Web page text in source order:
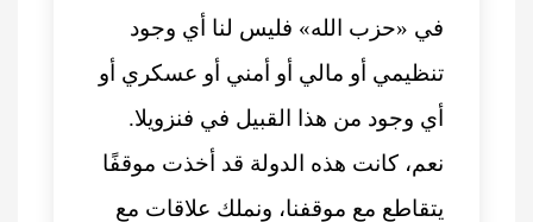
في «حزب الله» فليس لنا أي وجود
تنظيمي أو مالي أو أمني أو عسكري أو
أي وجود من هذا القبيل في فنزويلا.
نعم، كانت هذه الدولة قد أخذت موقفًا
يتقاطع مع موقفنا، ونملك علاقات مع